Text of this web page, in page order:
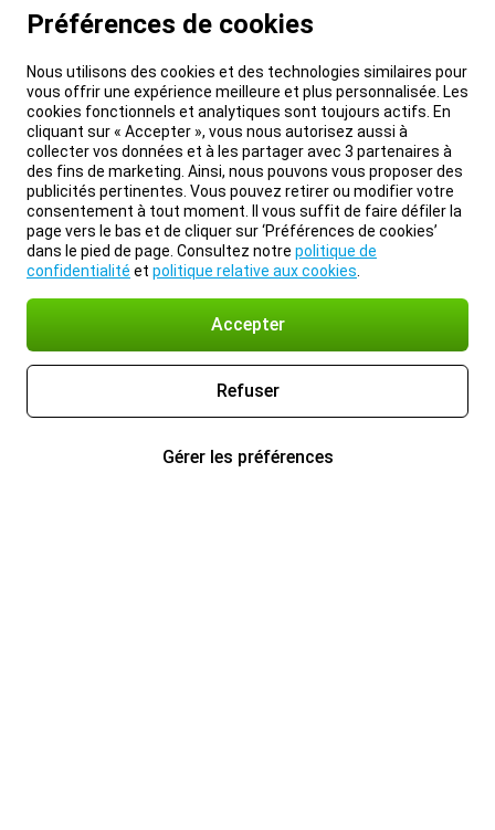
Préférences de cookies
Nous utilisons des cookies et des technologies similaires pour
vous offrir une expérience meilleure et plus personnalisée. Les
cookies fonctionnels et analytiques sont toujours actifs. En
cliquant sur « Accepter », vous nous autorisez aussi à
collecter vos données et à les partager avec 3 partenaires à
des fins de marketing. Ainsi, nous pouvons vous proposer des
publicités pertinentes. Vous pouvez retirer ou modifier votre
consentement à tout moment. Il vous suffit de faire défiler la
page vers le bas et de cliquer sur ‘Préférences de cookies’
dans le pied de page. Consultez notre politique de
confidentialité et politique relative aux cookies
Accepter
Refuser
Gérer les préférences